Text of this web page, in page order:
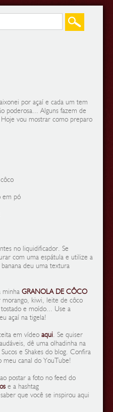
por açaí e cada um tem
poderosa... Alguns fazem de
Hoje vou mostrar como preparo
em pó
no liquidificador. Se
com uma espátula e utilize a
deu uma textura
minha GRANOLA DE CÔCO
morango, kiwi, leite de côco
e moído... Use a
açaí na tigela!
em vídeo aqui. Se quiser
dê uma olhadinha na
e Shakes do blog. Confira
meu canal do YouTube!
postar a foto no feed do
e a hashtag
que você se inspirou aqui